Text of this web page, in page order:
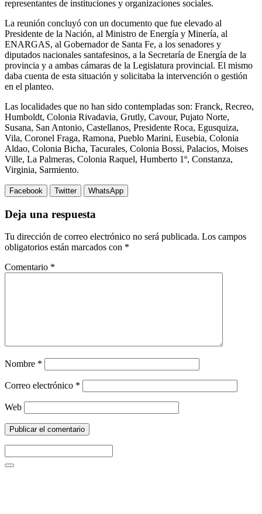
representantes de instituciones y organizaciones sociales.
La reunión concluyó con un documento que fue elevado al
Presidente de la Nación, al Ministro de Energía y Minería, al
ENARGAS, al Gobernador de Santa Fe, a los senadores y
diputados nacionales santafesinos, a la Secretaría de Energía de la
provincia y a ambas cámaras de la Legislatura provincial. El mismo
daba cuenta de esta situación y solicitaba la intervención o gestión
en el planteo.
Las localidades que no han sido contempladas son: Franck, Recreo,
Humboldt, Colonia Rivadavia, Grutly, Cavour, Pujato Norte,
Susana, San Antonio, Castellanos, Presidente Roca, Egusquiza,
Vila, Coronel Fraga, Ramona, Pueblo Marini, Eusebia, Colonia
Aldao, Colonia Bicha, Tacurales, Colonia Bossi, Palacios, Moises
Ville, La Palmeras, Colonia Raquel, Humberto 1º, Constanza,
Virginia, Sarmiento.
Facebook Twitter WhatsApp
Deja una respuesta
Tu dirección de correo electrónico no será publicada. Los campos
obligatorios están marcados con *
Comentario *
Nombre *
Correo electrónico *
Web